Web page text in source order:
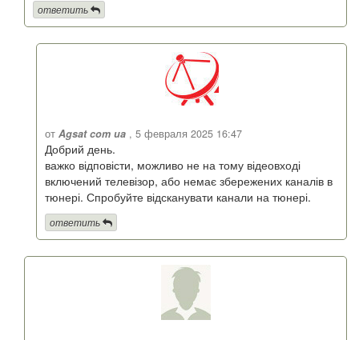
ответить
от Agsat com ua , 5 февраля 2025 16:47
Добрий день.
важко відповісти, можливо не на тому відеовході
включений телевізор, або немає збережених каналів в
тюнері. Спробуйте відсканувати канали на тюнері.
ответить